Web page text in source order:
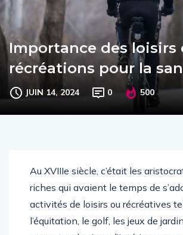
Importance des loisirs
récréations pour la
JUIN 14, 2024 0 500
Au XVIIIe siècle, c’était les
riches qui avaient le temps de
activités de loisirs ou récréatives
l’équitation, le golf, les jeux de